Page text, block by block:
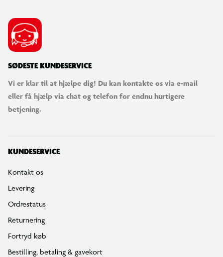
SØDESTE KUNDESERVICE
Vi er klar til at hjælpe dig! Du kan kontakte os via e-mail
eller få hjælp via chat og telefon for endnu hurtigere
betjening.
KUNDESERVICE
Kontakt os
Levering
Ordrestatus
Returnering
Fortryd køb
Bestilling, betaling & gavekort